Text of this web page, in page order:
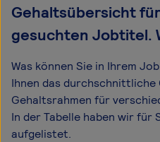
Gehaltsübersicht
gesuchten Jobtitel.
Was können Sie in Ihrem
Ihnen das durchschnittliche
Gehaltsrahmen für
In der Tabelle haben wir
aufgelistet.